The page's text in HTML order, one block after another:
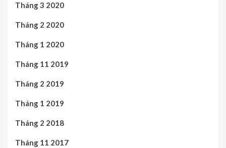
Tháng 3 2020
Tháng 2 2020
Tháng 1 2020
Tháng 11 2019
Tháng 2 2019
Tháng 1 2019
Tháng 2 2018
Tháng 11 2017